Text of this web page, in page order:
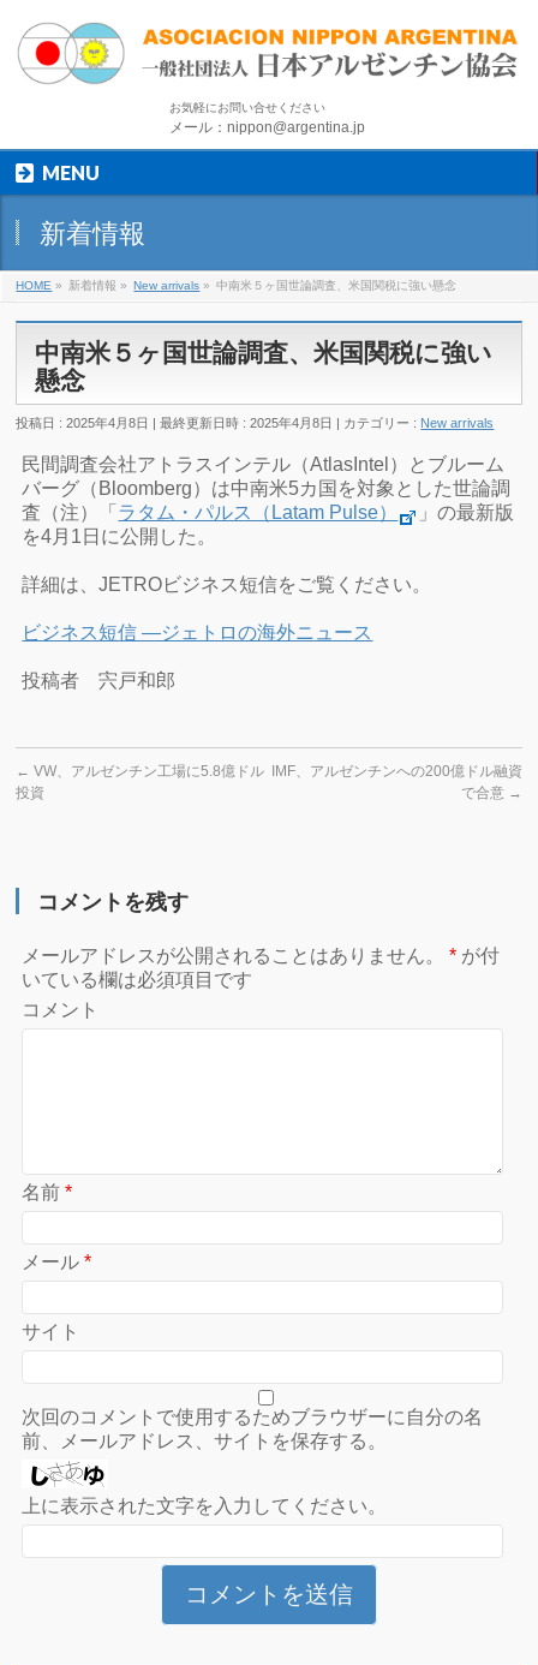
お気軽にお問い合せください
メール：nippon@argentina.jp
MENU
新着情報
HOME » 新着情報 » New arrivals » 中南米５ヶ国世論調査、米国関税に強い懸念
中南米５ヶ国世論調査、米国関税に強い
懸念
投稿日 : 2025年4月8日 最終更新日時 : 2025年4月8日 カテゴリー : New arrivals
民間調査会社アトラスインテル（AtlasIntel）とブルーム
バーグ（Bloomberg）は中南米5カ国を対象とした世論調
査（注）「 ラタム・パルス（Latam Pulse）
」の最新版
を4月1日に公開した。
詳細は、JETROビジネス短信をご覧ください。
ビジネス短信 ―ジェトロの海外ニュース
投稿者 宍戸和郎
← VW、アルゼンチン工場に5.8億ドル
投資
IMF、アルゼンチンへの200億ドル融資
で合意 →
コメントを残す
メールアドレスが公開されることはありません。 * が付
いている欄は必須項目です
コメント
名前*
メール*
サイト
次回のコメントで使用するためブラウザーに自分の名
前、メールアドレス、サイトを保存する。
上に表示された文字を入力してください。